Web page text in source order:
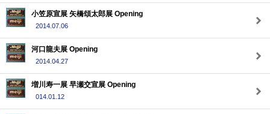
小笠原宣展 矢橋頌太郎展 Opening
2014.07.06
河口龍夫展 Opening
2014.04.27
増川寿一展 早瀬交宣展 Opening
014.01.12